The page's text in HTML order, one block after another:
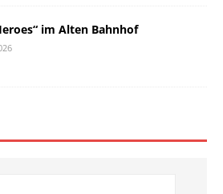
im Alten Bahnhof